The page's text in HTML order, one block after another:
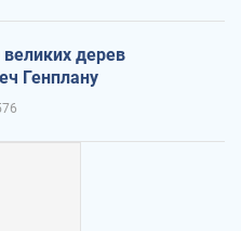
великих дерев
Генплану